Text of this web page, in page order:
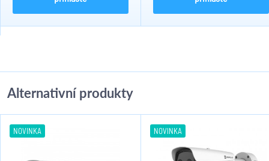
Alternativní produkty
NOVINKA NOVINKA